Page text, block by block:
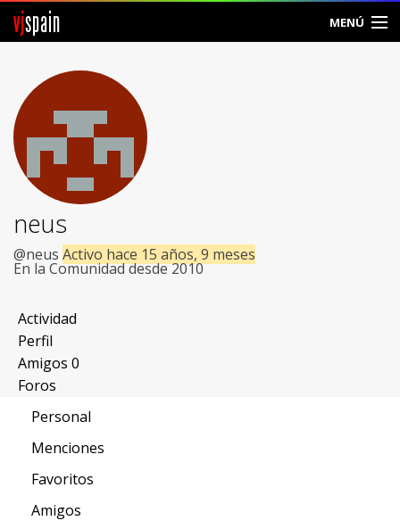
vjspain MENÚ
Foros
Noticias
Vjspain
Ayuda
Contacto
Entrar
Crear Cuenta
neus
@neus Activo hace 15 años, 9 meses
En la Comunidad desde 2010
Actividad
Perfil
Amigos 0
Foros
Personal
Menciones
Favoritos
Amigos